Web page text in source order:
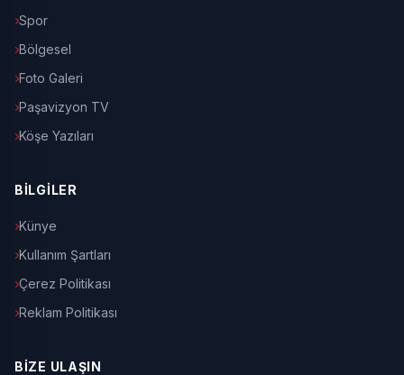
Spor
Bölgesel
Foto Galeri
Paşavizyon TV
Köşe Yazıları
BİLGİLER
Künye
Kullanım Şartları
Çerez Politikası
Reklam Politikası
BİZE ULAŞIN